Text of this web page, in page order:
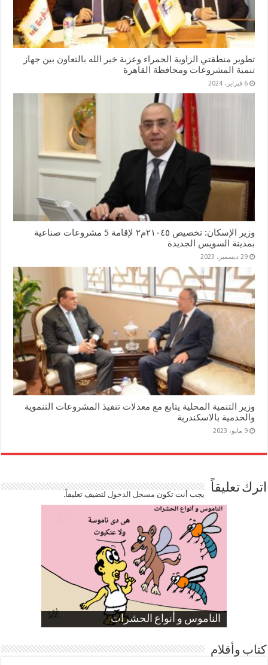
تطوير منطقتي الزاوية الحمراء وعزبة خير الله بالتعاون بين جهاز
تنمية المشروعات ومحافظة القاهرة
6 فبراير، 2024
وزير الإسكان: تخصيص ٢١٠٤٥م٢ لإقامة 5 مشروعات صناعية
بمدينة السويس الجديدة
29 ديسمبر، 2023
وزير التنمية المحلية يتابع مع معدلات تنفيذ المشروعات التنموية
والخدمية بالاسكندرية
9 مايو، 2023
اترك تعليقاً يجب أنت تكون مسجل الدخوللتضيف تعليقاً.
الناموس و أنواع الحشرات
الموظفين بعد ارتفاع الأسعار
ارتفاع نسبة الطلاق في مصر
صورة كاركاتيرية
صورة كاركاتيرية
كتاب وأقلام